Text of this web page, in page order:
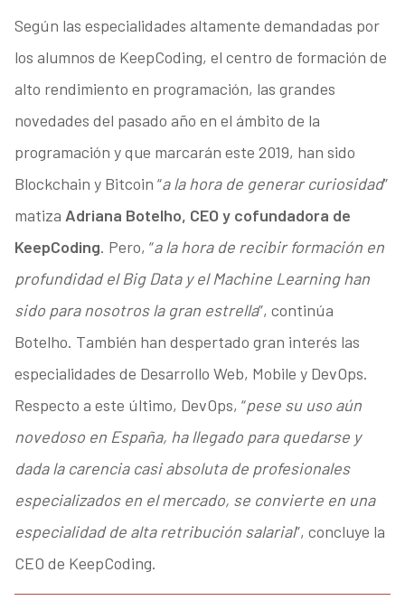
Según las especialidades altamente demandadas por
los alumnos de KeepCoding, el centro de formación de
alto rendimiento en programación, las grandes
novedades del pasado año en el ámbito de la
programación y que marcarán este 2019, han sido
Blockchain y Bitcoin “a la hora de generar curiosidad”
matiza Adriana Botelho, CEO y cofundadora de
KeepCoding. Pero, “a la hora de recibir formación en
profundidad el Big Data y el Machine Learning han
sido para nosotros la gran estrella”, continúa
Botelho. También han despertado gran interés las
especialidades de Desarrollo Web, Mobile y DevOps.
Respecto a este último, DevOps, “pese su uso aún
novedoso en España, ha llegado para quedarse y
dada la carencia casi absoluta de profesionales
especializados en el mercado, se convierte en una
especialidad de alta retribución salarial”, concluye la
CEO de KeepCoding.